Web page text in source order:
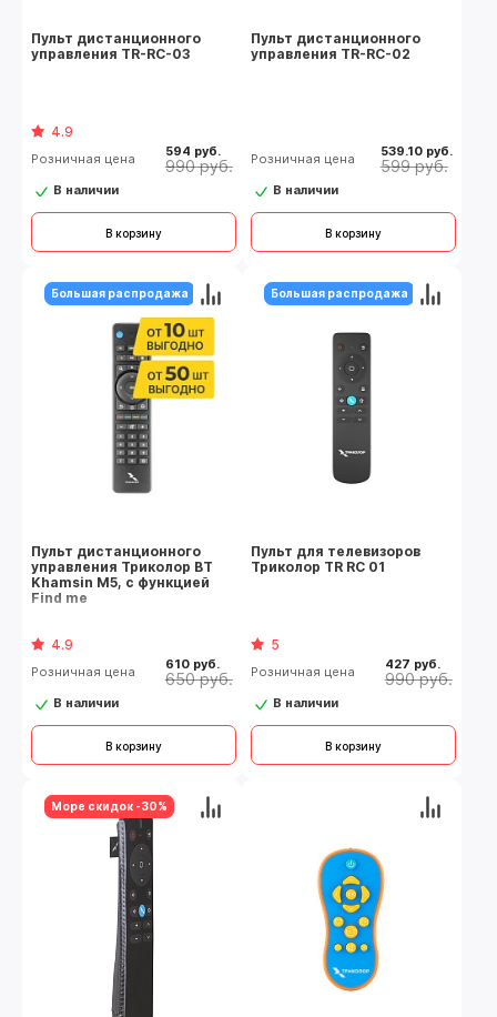
Пульт дистанционного
управления TR-RC-03
4.9
Розничная цена 594 руб.
990 руб.
В наличии
В корзину
Пульт дистанционного
управления TR-RC-02
Розничная цена 539.10 руб.
599 руб.
В наличии
В корзину
Пульт дистанционного
управления Триколор BT
Khamsin M5, с функцией
Find me
4.9
Розничная цена 610 руб.
650 руб.
В наличии
В корзину
Большая распродажа
Пульт для телевизоров
Триколор TR RC 01
5
Розничная цена 427 руб.
990 руб.
В наличии
В корзину
Большая распродажа
Море скидок -30%